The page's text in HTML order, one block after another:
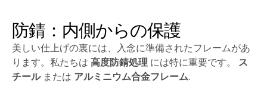
防錆：内側からの保護
美しい仕上げの裏には、入念に準備されたフレームがあ
ります。私たちは 高度防錆処理 には特に重要です。 ス
チールまたは アルミニウム合金フレーム.